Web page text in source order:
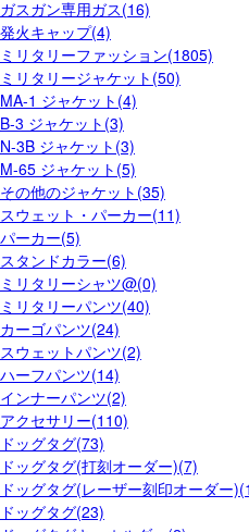
ガスガン専用ガス(16)
発火キャップ(4)
ミリタリーファッション(1805)
ミリタリージャケット(50)
MA-1 ジャケット(4)
B-3 ジャケット(3)
N-3B ジャケット(3)
M-65 ジャケット(5)
その他のジャケット(35)
スウェット・パーカー(11)
パーカー(5)
スタンドカラー(6)
ミリタリーシャツ@(0)
ミリタリーパンツ(40)
カーゴパンツ(24)
スウェットパンツ(2)
ハーフパンツ(14)
インナーパンツ(2)
アクセサリー(110)
ドッグタグ(73)
ドッグタグ(打刻オーダー)(7)
ドッグタグ(レーザー刻印オーダー
ドッグタグ(23)